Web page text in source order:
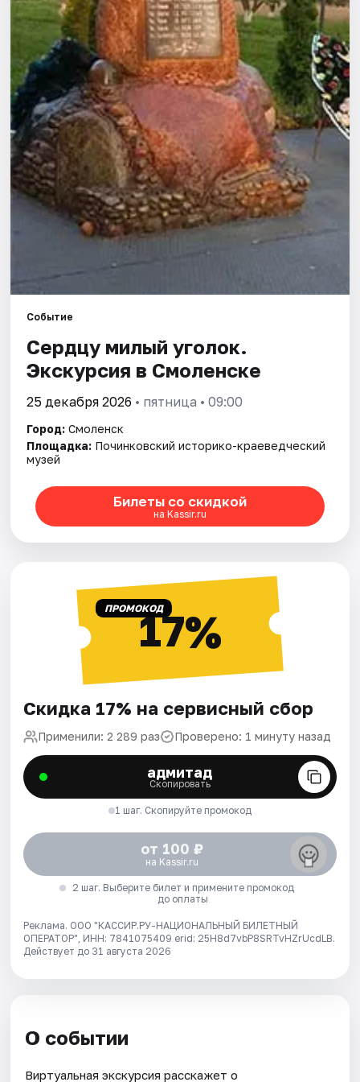
Города
Площадки
Артисты
Рейтинги
Событие
Сердцу милый уголок.
Экскурсия в Смоленске
25 декабря 2026 • пятница • 09:00
Город: Смоленск
Площадка: Починковский историко-краеведческий
музей
Билеты со скидкой
на Kassir.ru
ПРОМОКОД17%
Скидка 17% на сервисный сбор
Применили: 2 289 раз Проверено: 1 минуту назад
адмитад
Скопировать
1 шаг. Скопируйте промокод
от 100 ₽
на Kassir.ru
2 шаг. Выберите билет и примените промокод
до оплаты
Реклама. ООО "КАССИР.РУ-НАЦИОНАЛЬНЫЙ БИЛЕТНЫЙ
ОПЕРАТОР", ИНН: 7841075409 erid: 25H8d7vbP8SRTvHZrUcdLB.
Действует до 31 августа 2026
О событии
Виртуальная экскурсия расскажет о